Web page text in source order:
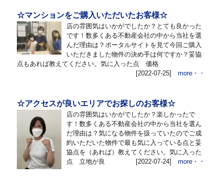
☆マンションをご購入いただいたお客様☆
店の雰囲気はいかがでしたか？とても良かった
です！数多くある不動産会社の中から当社を選
んだ理由は？ポータルサイトを見て今回ご購入
いただきました物件の決め手は何ですか？妥協
点もあれば教えてください。気に入った点 価格
[2022-07-25] more・・
☆アクセスが良いエリアでお探しのお客様☆
店の雰囲気はいかがでしたか？楽しかったで
す！数多くある不動産会社の中から当社を選ん
だ理由は？気になる物件を扱っていたのでご成
約いただいた物件で最も気に入っている点と妥
協点を（あれば）教えてください。気に入った
点 立地が良
[2022-07-24] more・・